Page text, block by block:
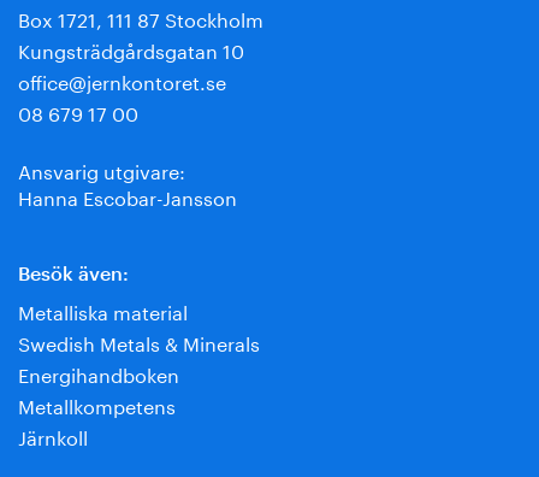
Box 1721, 111 87 Stockholm
Kungsträdgårdsgatan 10
office@jernkontoret.se
08 679 17 00
Ansvarig utgivare:
Hanna Escobar-Jansson
Besök även:
Metalliska material
Swedish Metals & Minerals
Energihandboken
Metallkompetens
Järnkoll